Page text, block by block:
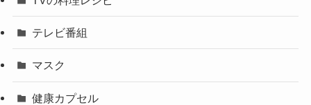
テレビ番組
マスク
健康カプセル